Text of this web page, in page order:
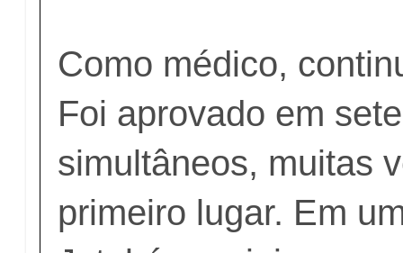
Como médico,
Foi aprovado em
simultâneos, muitas
primeiro lugar. Em